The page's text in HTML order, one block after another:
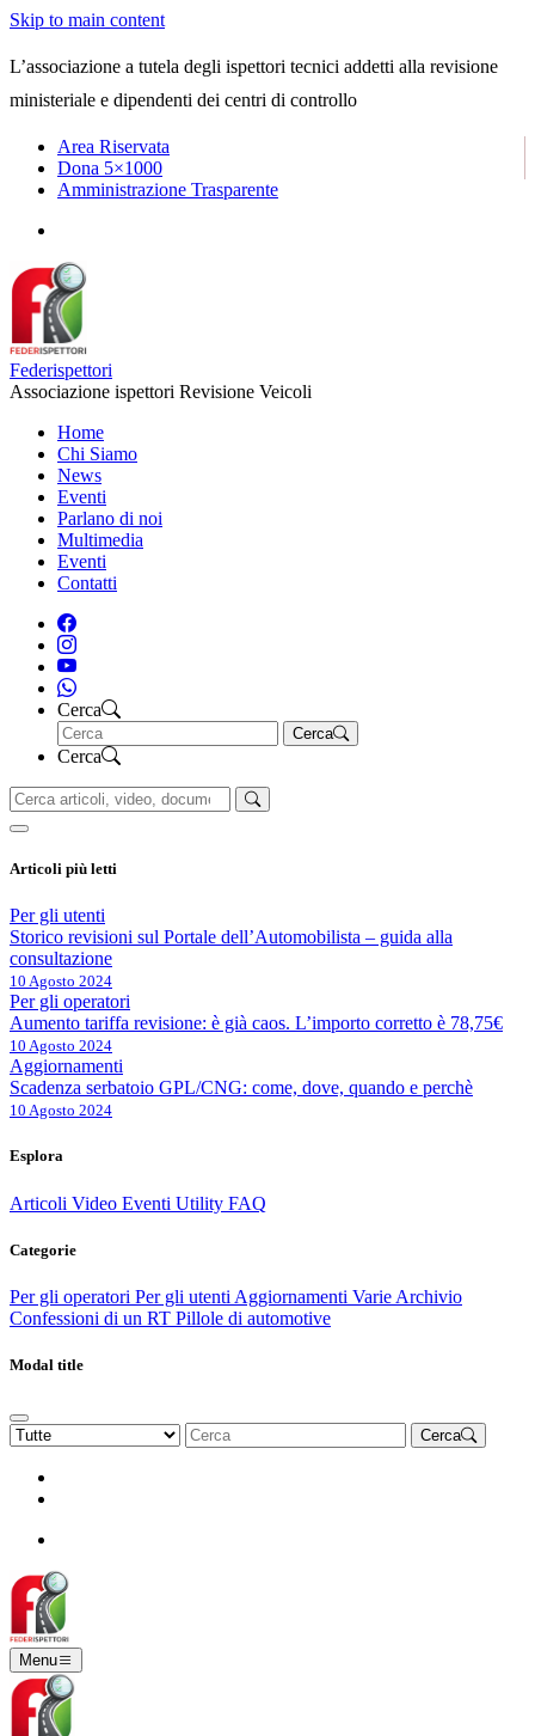
Skip to main content
L’associazione a tutela degli ispettori tecnici addetti alla revisione
ministeriale e dipendenti dei centri di controllo
Area Riservata
Dona 5×1000
Amministrazione Trasparente
Federispettori
Associazione ispettori Revisione Veicoli
Home
Chi Siamo
News
Eventi
Parlano di noi
Multimedia
Eventi
Contatti
Cerca
Cerca
Cerca
Articoli più letti
Per gli utenti
Storico revisioni sul Portale dell’Automobilista – guida alla
consultazione
10 Agosto 2024
Per gli operatori
Aumento tariffa revisione: è già caos. L’importo corretto è 78,75€
10 Agosto 2024
Aggiornamenti
Scadenza serbatoio GPL/CNG: come, dove, quando e perchè
10 Agosto 2024
Esplora
Articoli Video Eventi Utility FAQ
Categorie
Per gli operatori Per gli utenti Aggiornamenti Varie Archivio
Confessioni di un RT Pillole di automotive
Modal title
Cerca
Menu